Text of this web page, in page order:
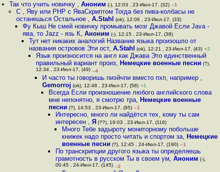
Так что учить новичку ,Аноним (-), 12:03 , 23-Июл-17, (32) –1
C , Яву или PHP с ЯваСкриптом Тогда без пива-колбасы не
останешься Остальное , A.Stahl (ok), 12:06 , 23-Июл-17, (33)
Фу Кыш Не смей новичку промывать мозг Джавой Если Java -
ява, то Jazz - язь К, Аноним (-), 12:15 , 23-Июл-17, (38)
Тут нет никаких аналогий Название языка произошло от
названия островов Эти ост,A.Stahl (ok), 12:21 , 23-Июл-17, (43) +2
Язык произносится на англ как Джава Это единственный
правильный вариант произ, Немецкие военные песни (?),
12:34 , 23-Июл-17, (49) –4
И часто ты говоришь пиэйчпи вместо пхп, например ,
Gemorroj (ok), 12:48 , 23-Июл-17, (58) +1
Всегда Если произношение любого английского слова
мне непонятно, я смотрю тра, Немецкие военные
песни (?), 14:53 , 23-Июл-17, (95) –1
Интересно, много ли найдётся тех, кому ты сам
интересен , Я (??), 19:03 , 23-Июл-17, (116)
Много Тебе задыроту мониторному побольше
книжек надо просто читать и спортом за, Немецкие
военные песни (?), 12:45 , 24-Июл-17, (190) –1
По транскрипции другого языка ты определяешь
грамотность в русском Ты в своем ум, Аноним (-),
00:45 , 24-Июл-17, (145) –2